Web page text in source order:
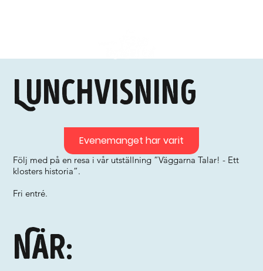
Lunchvisning
Följ med på en resa i vår utställning ”Väggarna Talar! - Ett
klosters historia”.
Fri entré.
När:
Evenemanget har varit